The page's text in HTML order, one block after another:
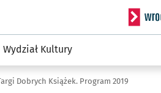
Serwis
Wydział Kultury
Dobrych Książek. Program 2019